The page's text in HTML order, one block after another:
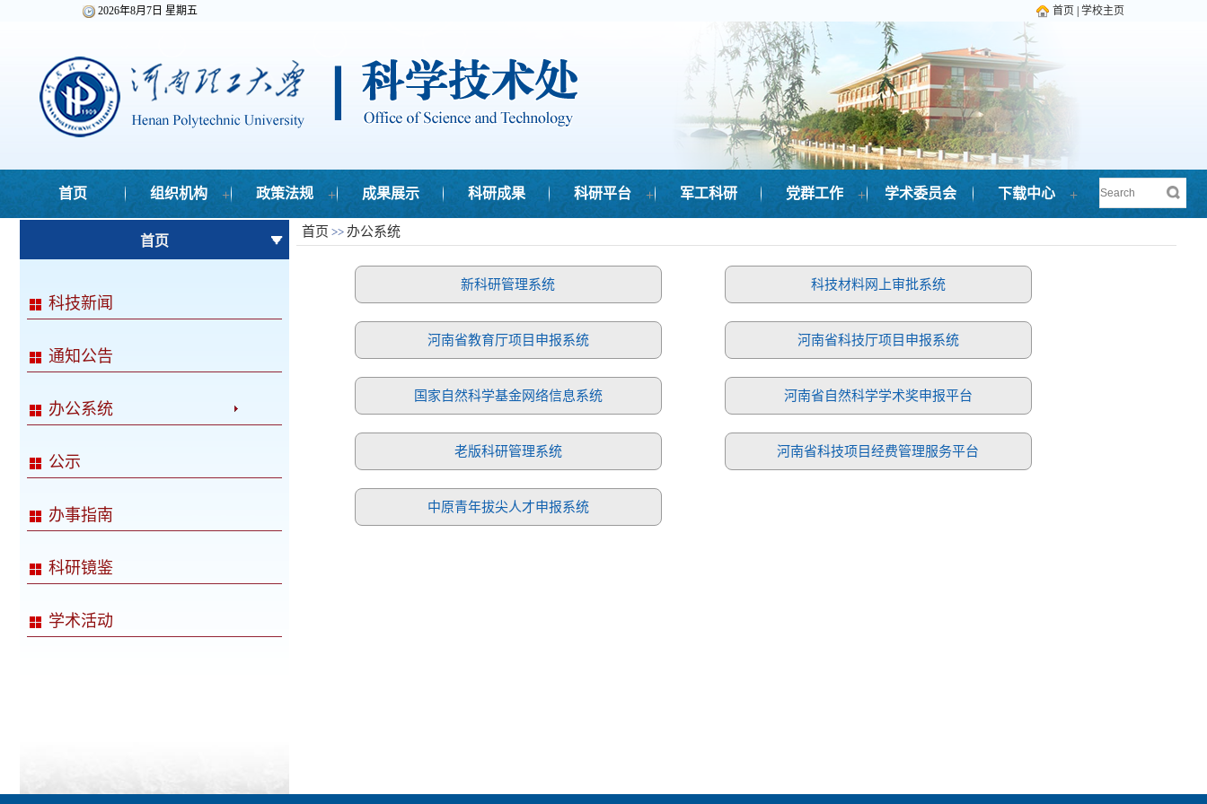
2026年8月7日 星期五 首页 学校主页
首页 组织机构 + 政策法规 + 成果展示 科研成果 科研平台 + 军工科研 党群工作 + 学术委员会 下载中心 +
首页
科技新闻
通知公告
办公系统
公示
办事指南
科研镜鉴
学术活动
首页 >> 办公系统
新科研管理系统 科技材料网上审批系统
河南省教育厅项目申报系统 河南省科技厅项目申报系统
国家自然科学基金网络信息系统 河南省自然科学学术奖申报平台
老版科研管理系统 河南省科技项目经费管理服务平台
中原青年拔尖人才申报系统